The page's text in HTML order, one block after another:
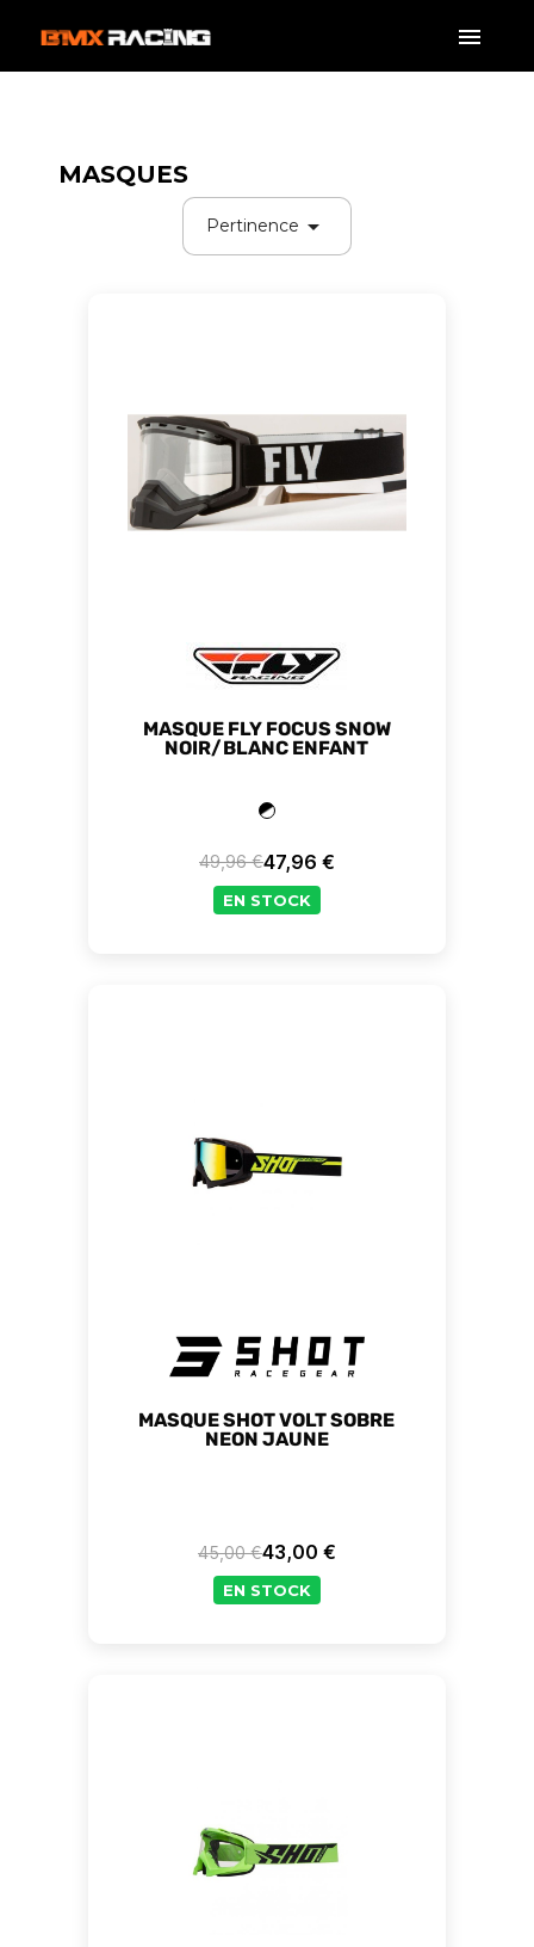
MASQUES
Pertinence 
MASQUE FLY FOCUS SNOW
NOIR/BLANC ENFANT
Prix de base
49,96 €Prix
47,96 €
EN STOCK
MASQUE SHOT VOLT SOBRE
NEON JAUNE
Prix de base
45,00 €Prix
43,00 €
EN STOCK